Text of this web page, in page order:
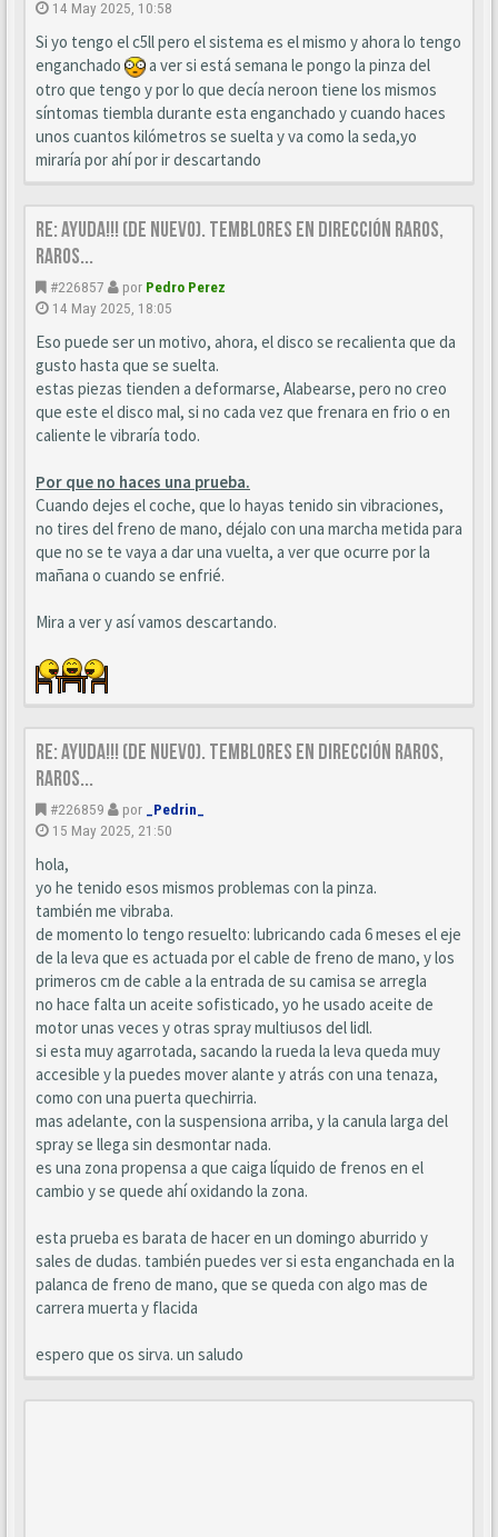
14 May 2025, 10:58
Si yo tengo el c5ll pero el sistema es el mismo y ahora lo tengo
enganchado
a ver si está semana le pongo la pinza del
otro que tengo y por lo que decía neroon tiene los mismos
síntomas tiembla durante esta enganchado y cuando haces
unos cuantos kilómetros se suelta y va como la seda,yo
miraría por ahí por ir descartando
Re: Ayuda!!! (de nuevo). Temblores en dirección raros,
raros...
#226857 por Pedro Perez
14 May 2025, 18:05
Eso puede ser un motivo, ahora, el disco se recalienta que da
gusto hasta que se suelta.
estas piezas tienden a deformarse, Alabearse, pero no creo
que este el disco mal, si no cada vez que frenara en frio o en
caliente le vibraría todo.
Por que no haces una prueba.
Cuando dejes el coche, que lo hayas tenido sin vibraciones,
no tires del freno de mano, déjalo con una marcha metida para
que no se te vaya a dar una vuelta, a ver que ocurre por la
mañana o cuando se enfrié.
Mira a ver y así vamos descartando.
Re: Ayuda!!! (de nuevo). Temblores en dirección raros,
raros...
#226859 por
_Pedrin_
15 May 2025, 21:50
hola,
yo he tenido esos mismos problemas con la pinza.
también me vibraba.
de momento lo tengo resuelto: lubricando cada 6 meses el eje
de la leva que es actuada por el cable de freno de mano, y los
primeros cm de cable a la entrada de su camisa se arregla
no hace falta un aceite sofisticado, yo he usado aceite de
motor unas veces y otras spray multiusos del lidl.
si esta muy agarrotada, sacando la rueda la leva queda muy
accesible y la puedes mover alante y atrás con una tenaza,
como con una puerta quechirria.
mas adelante, con la suspensiona arriba, y la canula larga del
spray se llega sin desmontar nada.
es una zona propensa a que caiga líquido de frenos en el
cambio y se quede ahí oxidando la zona.
esta prueba es barata de hacer en un domingo aburrido y
sales de dudas. también puedes ver si esta enganchada en la
palanca de freno de mano, que se queda con algo mas de
carrera muerta y flacida
espero que os sirva. un saludo